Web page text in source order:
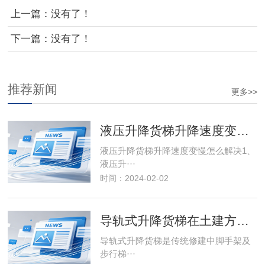
上一篇：没有了！
下一篇：没有了！
更多>>
推荐新闻
液压升降货梯升降速度变慢怎么解决
液压升降货梯升降速度变慢怎么解决1、
液压升···
时间：2024-02-02
导轨式升降货梯在土建方面优势
导轨式升降货梯是传统修建中脚手架及
步行梯···